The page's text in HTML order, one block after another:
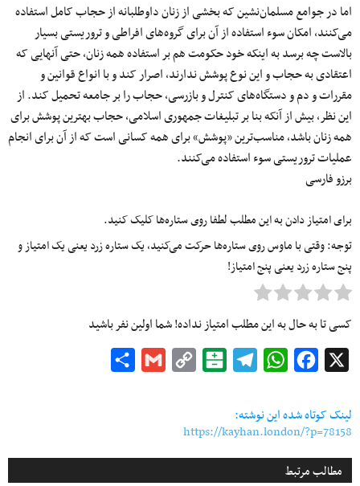
اما در جوامع مسلمان‌نشین که بخشی از زنان داوطلبانه از حجاب کامل استفاده
می‌کنند، امکان سوء استفاده از آن برای گروه‌های افراطی و تروریستی بسیار
بالاست چه برسد به اینکه خود حکومت هم بر استفاده همه زنان، حتی آنهایی که
اعتقادی به حجاب و این نوع پوشش ندارند، اصرار کند و با انواع قوانین و
مقررات و دم و دستگاه‌های کنترل و بازرسی، حجاب را بر جامعه تحمیل کند. از
این نظر، بیش از آنکه بنا بر تبلیغات جمهوری اسلامی، حجاب بهترین پوشش برای
همه زنان باشد، مناسب‌ترین «پوشش» برای همه کسانی است که از آن برای انجام
عملیات تروریستی سوء استفاده می‌کنند.
برزو فارسی
برای امتیاز دادن به این مطلب لطفا روی ستاره‌ها کلیک کنید.
توجه: وقتی با ماوس روی ستاره‌ها حرکت می‌کنید، یک ستاره زرد یعنی یک امتیاز و
پنج ستاره زرد یعنی پنج امتیاز!
کسی تا به حال به این مطلب امتیاز نداده! شما اولین نفر باشید
Facebook
WhatsApp
Telegram
Balatarin
Copy
Gmail
لینک کوتاه شده این نوشته:
https://kayhan.london/?p=78158
مطالب مرتبط